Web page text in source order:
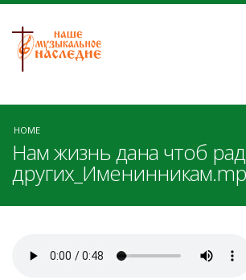
HOME
Нам жизнь дана чтоб